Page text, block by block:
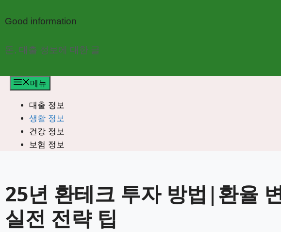
텐
로
Good information
돈, 대출 정보에 대한 글
메뉴
대출 정보
생활 정보
건강 정보
보험 정보
25년 환테크 투자 방법|환율
실전 전략 팁